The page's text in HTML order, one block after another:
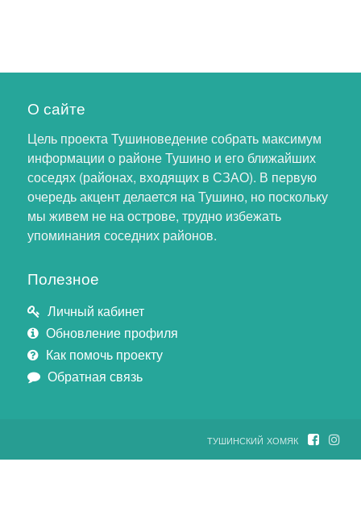
О сайте
Цель проекта Тушиноведение собрать максимум
информации о районе Тушино и его ближайших
соседях (районах, входящих в СЗАО). В первую
очередь акцент делается на Тушино, но поскольку
мы живем не на острове, трудно избежать
упоминания соседних районов.
Полезное
Личный кабинет
Обновление профиля
Как помочь проекту
Обратная связь
тушинский хомяк